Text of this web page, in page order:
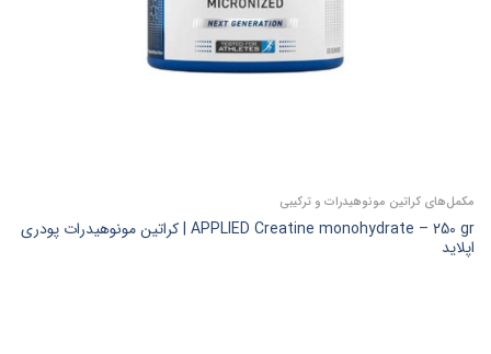
مکمل‌های کراتین مونوهیدرات و ترکیبی
APPLIED Creatine monohydrate – 250 gr | کراتین مونوهیدرات پودری
اپلاید